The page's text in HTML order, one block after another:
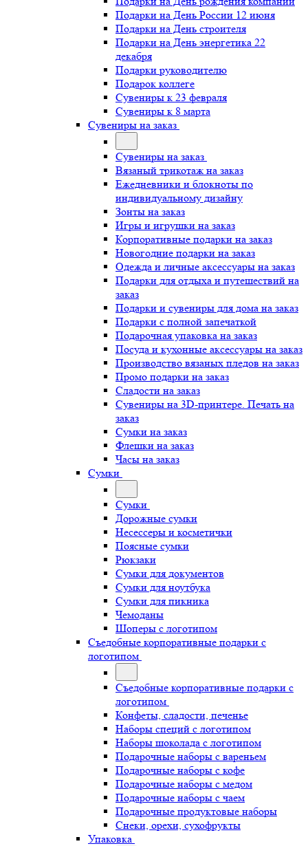
Подарки на День России 12 июня
Подарки на День строителя
Подарки на День энергетика 22
декабря
Подарки руководителю
Подарок коллеге
Сувениры к 23 февраля
Сувениры к 8 марта
Сувениры на заказ
Сувениры на заказ
Вязаный трикотаж на заказ
Ежедневники и блокноты по
индивидуальному дизайну
Зонты на заказ
Игры и игрушки на заказ
Корпоративные подарки на заказ
Новогодние подарки на заказ
Одежда и личные аксессуары на заказ
Подарки для отдыха и путешествий на
заказ
Подарки и сувениры для дома на заказ
Подарки с полной запечаткой
Подарочная упаковка на заказ
Посуда и кухонные аксессуары на заказ
Производство вязаных пледов на заказ
Промо подарки на заказ
Сладости на заказ
Сувениры на 3D-принтере. Печать на
заказ
Сумки на заказ
Флешки на заказ
Часы на заказ
Сумки
Сумки
Дорожные сумки
Несессеры и косметички
Поясные сумки
Рюкзаки
Сумки для документов
Сумки для ноутбука
Сумки для пикника
Чемоданы
Шоперы с логотипом
Съедобные корпоративные подарки с
логотипом
Съедобные корпоративные подарки с
логотипом
Конфеты, сладости, печенье
Наборы специй с логотипом
Наборы шоколада с логотипом
Подарочные наборы с вареньем
Подарочные наборы с кофе
Подарочные наборы с медом
Подарочные наборы с чаем
Подарочные продуктовые наборы
Снеки, орехи, сухофрукты
Упаковка